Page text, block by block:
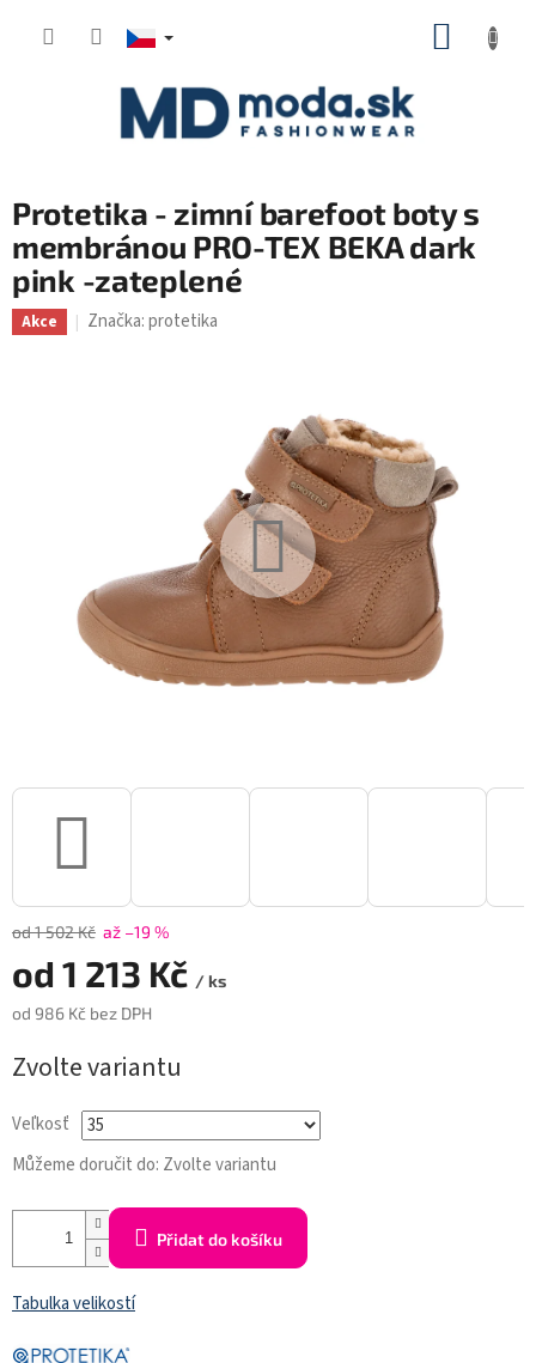
Protetika - zimní barefoot boty s
membránou PRO-TEX BEKA dark
pink -zateplené
Akce Značka:protetika
od 1 502 Kč až –19 %
od 1 213 Kč / ks
od 986 Kč bez DPH
cena:
Zvolte variantu
Veľkosť
Můžeme doručit do: Zvolte variantu
Přidat do košíku
Tabulka velikostí